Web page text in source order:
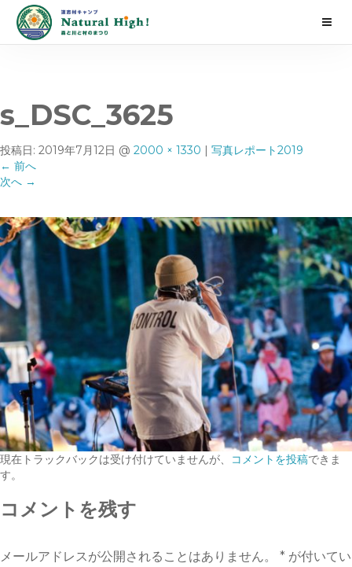
s_DSC_3625
投稿日: 2019年7月12日 @ 2000 × 1330 | 写真レポート2019
← 前へ
次へ →
現在トラックバックは受け付けていませんが、 コメントを投稿できま
す。
コメントを残す
メールアドレスが公開されることはありません。 * が付いてい